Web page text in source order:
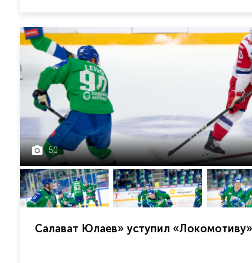
50
Салават Юлаев» уступил «Локомотиву»